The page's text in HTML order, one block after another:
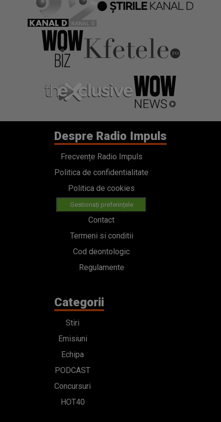
Despre Radio Impuls
Frecvențe Radio Impuls
Politica de confidentialitate
Politica de cookies
Gestionați preferințele
Contact
Termeni si conditii
Cod deontologic
Regulamente
Categorii
Stiri
Emisiuni
Echipa
PODCAST
Concursuri
HOT40